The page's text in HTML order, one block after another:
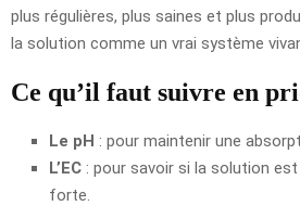
plus régulières, plus saines et plus
la solution comme un vrai système
Ce qu’il faut suivre en
Le pH : pour maintenir une
L’EC : pour savoir si la solution
forte.